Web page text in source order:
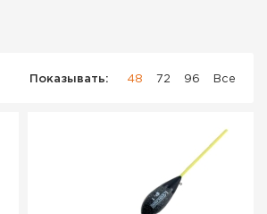
Показывать: 48 72 96 Все